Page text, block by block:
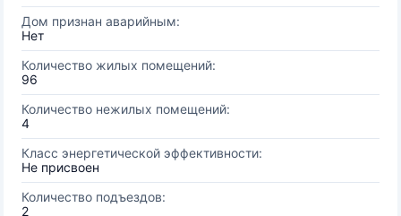
Дом признан аварийным:
Нет
Количество жилых помещений:
96
Количество нежилых помещений:
4
Класс энергетической эффективности:
Не присвоен
Количество подъездов:
2